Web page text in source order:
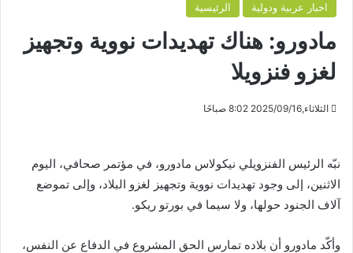
اخبار عربية ودولية الرئيسية
مادورو: هناك تهديدات نووية وتجهيز
لغزو فنزويلا
الثلاثاء,2025/09/16 8:02 صباحًا
نبّه الرئيس الفنزويلي نيكولاس مادورو، في مؤتمر صحافي، اليوم
الاثنين، إلى وجود تهديدات نووية وتجهيز لغزو البلاد، وإلى تموضع
آلاف الجنود حولها، ولا سيما في بورتو ريكو.
وأكّد مادورو أن بلاده تمارس الحق المشروع في الدفاع عن النفس،